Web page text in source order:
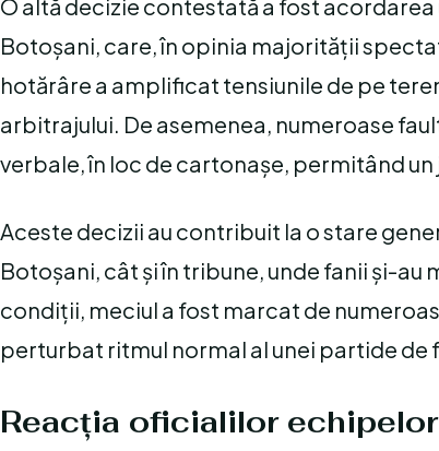
O altă decizie contestată a fost
Botoșani, care, în opinia majorității
hotărâre a amplificat tensiunile de pe
arbitrajului. De asemenea, numeroase
verbale, în loc de cartonașe, permitând
Aceste decizii au contribuit la o stare
Botoșani, cât și în tribune, unde fanii și-
condiții, meciul a fost marcat de
perturbat ritmul normal al unei partide de
Reacția oficialilor echipelor